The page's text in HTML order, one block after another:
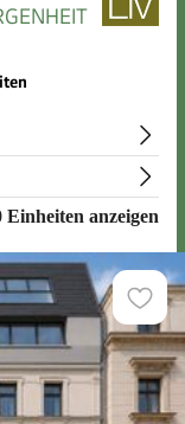
Einheiten anzeigen